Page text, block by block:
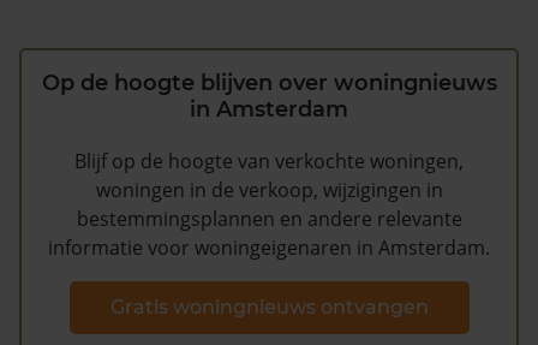
Op de hoogte blijven over woningnieuws
in Amsterdam
Blijf op de hoogte van verkochte woningen,
woningen in de verkoop, wijzigingen in
bestemmingsplannen en andere relevante
informatie voor woningeigenaren in Amsterdam.
Gratis woningnieuws ontvangen